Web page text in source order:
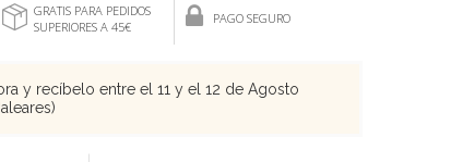
GRATIS PARA PEDIDOS
SUPERIORES A 45€
PAGO SEGURO
y recíbelo entre el 11 y el 12 de Agosto